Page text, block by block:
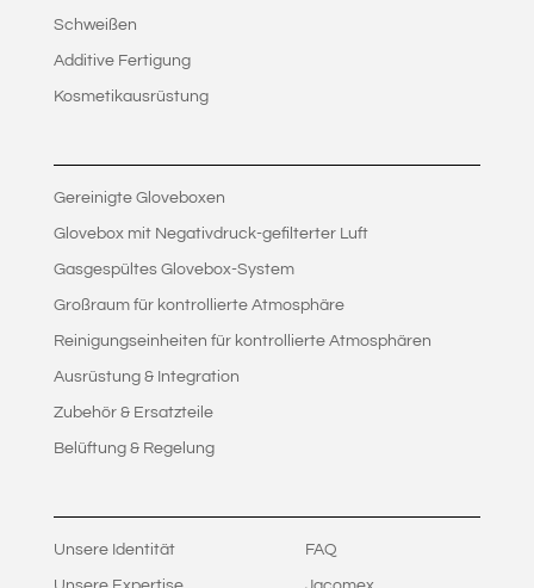
Schweißen
Additive Fertigung
Kosmetikausrüstung
Gereinigte Gloveboxen
Glovebox mit Negativdruck-gefilterter Luft
Gasgespültes Glovebox-System
Großraum für kontrollierte Atmosphäre
Reinigungseinheiten für kontrollierte Atmosphären
Ausrüstung & Integration
Zubehör & Ersatzteile
Belüftung & Regelung
Unsere Identität FAQ